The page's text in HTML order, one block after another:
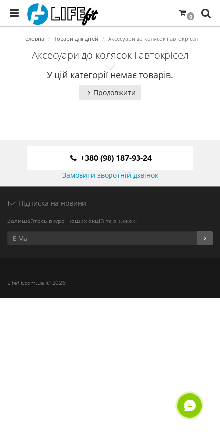
0
Головна Товари для дітей Аксесуари до колясок і автокрісел
Аксесуари до колясок і автокрісел
У цій категорії немає товарів.
Продовжити
+380 (98) 187-93-24
Замовити зворотній дзвінок
Підписка на новини
Залишайтесь вкурсі наших акцій та знижок!
Lifefit.com.ua © 2026